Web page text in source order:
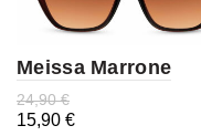
Meissa Marrone
24,90€
15,90 €